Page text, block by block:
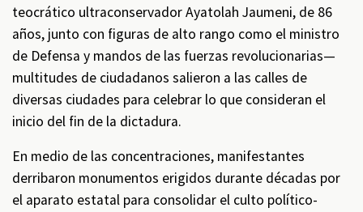
teocrático ultraconservador Ayatolah Jaumeni, de 86
años, junto con figuras de alto rango como el ministro
de Defensa y mandos de las fuerzas revolucionarias—
multitudes de ciudadanos salieron a las calles de
diversas ciudades para celebrar lo que consideran el
inicio del fin de la dictadura.
En medio de las concentraciones, manifestantes
derribaron monumentos erigidos durante décadas por
el aparato estatal para consolidar el culto político-